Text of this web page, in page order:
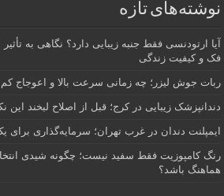
نوشته‌های تازه
آیا ارتودنسی فقط جنبه زیبایی دارد؟ نگاهی به
فک و کیفیت زندگی
ربات جوش لیزر؛ چه زمانی سرعت بالا و اعوجاج
دندانپزشک زیبایی در کرج؛ قبل از اصلاح لبخند این
ایمپلنت دندان در غرب تهران؛ سرمایه‌گذاری برای یک
رنگ کامپوزیت فقط سفید نیست؛ چگونه شیدی
هماهنگ باشد؟